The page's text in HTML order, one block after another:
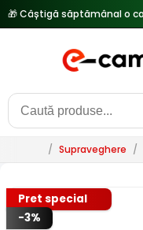
/ Supraveghere /
Pret special
-3%